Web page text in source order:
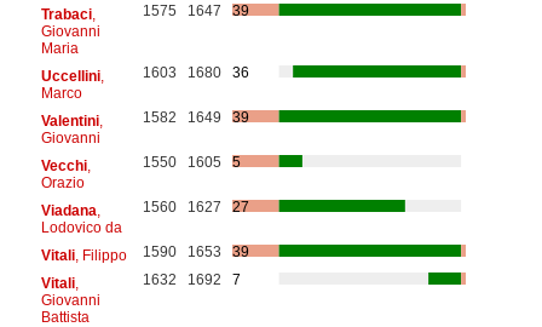
Trabaci,
Giovanni
Maria
1575 1647 39
Uccellini,
Marco
1603 1680 36
Valentini,
Giovanni
1582 1649 39
Vecchi,
Orazio
1550 1605 5
Viadana
Lodovico da
1560 1627 27
Vitali, Filippo 1590 1653
39
Vitali,
Giovanni
Battista
1632 1692 7